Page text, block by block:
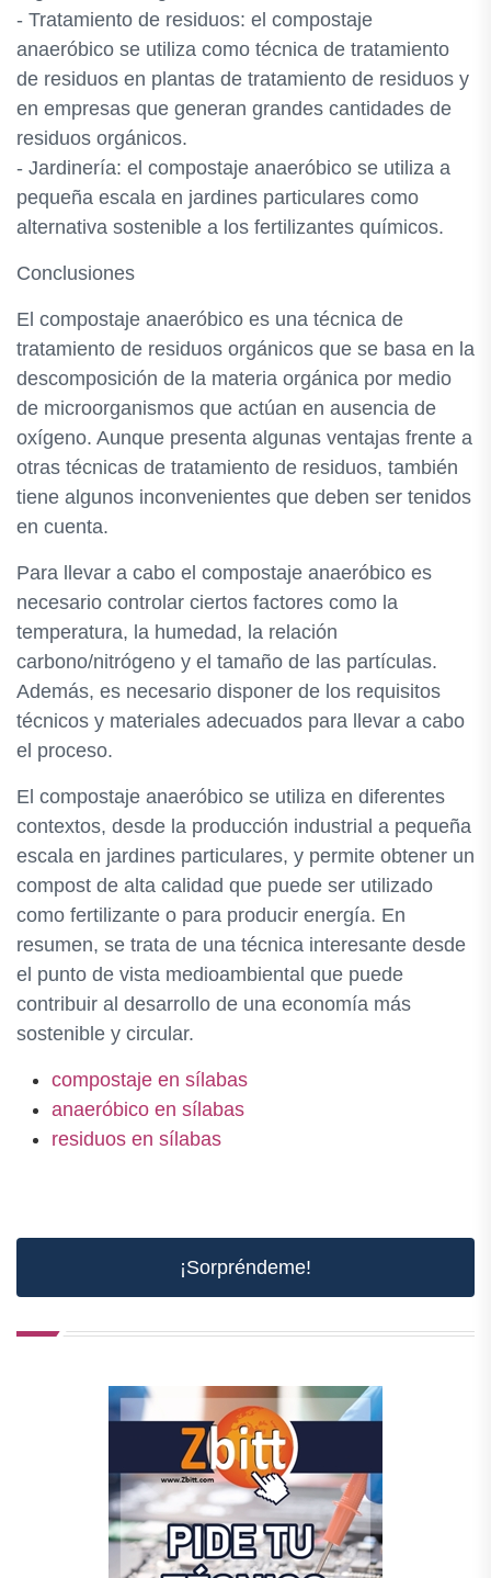
- Tratamiento de residuos: el compostaje
anaeróbico se utiliza como técnica de tratamiento
de residuos en plantas de tratamiento de residuos y
en empresas que generan grandes cantidades de
residuos orgánicos.
- Jardinería: el compostaje anaeróbico se utiliza a
pequeña escala en jardines particulares como
alternativa sostenible a los fertilizantes químicos.
Conclusiones
El compostaje anaeróbico es una técnica de
tratamiento de residuos orgánicos que se basa en la
descomposición de la materia orgánica por medio
de microorganismos que actúan en ausencia de
oxígeno. Aunque presenta algunas ventajas frente a
otras técnicas de tratamiento de residuos, también
tiene algunos inconvenientes que deben ser tenidos
en cuenta.
Para llevar a cabo el compostaje anaeróbico es
necesario controlar ciertos factores como la
temperatura, la humedad, la relación
carbono/nitrógeno y el tamaño de las partículas.
Además, es necesario disponer de los requisitos
técnicos y materiales adecuados para llevar a cabo
el proceso.
El compostaje anaeróbico se utiliza en diferentes
contextos, desde la producción industrial a pequeña
escala en jardines particulares, y permite obtener un
compost de alta calidad que puede ser utilizado
como fertilizante o para producir energía. En
resumen, se trata de una técnica interesante desde
el punto de vista medioambiental que puede
contribuir al desarrollo de una economía más
sostenible y circular.
compostaje en sílabas
anaeróbico en sílabas
residuos en sílabas
¡Sorpréndeme!